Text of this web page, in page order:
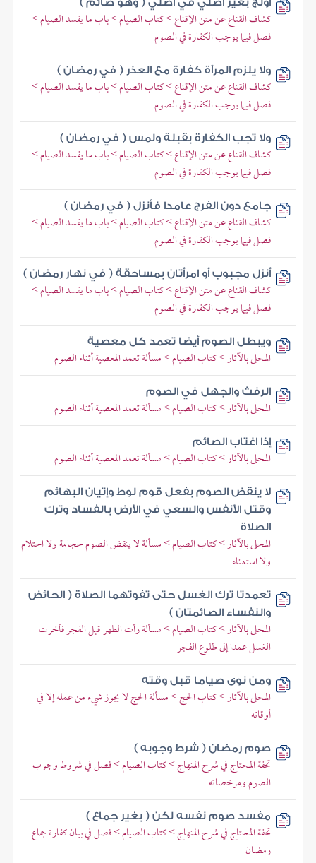
أولج بغير أصلي في أصلي ( وهو صائم )
كشاف القناع عن متن الإقناع > كتاب الصيام > باب ما يفسد الصيام >
فصل فيما يوجب الكفارة في الصوم
ولا يلزم المرأة كفارة مع العذر ( في رمضان )
كشاف القناع عن متن الإقناع > كتاب الصيام > باب ما يفسد الصيام >
فصل فيما يوجب الكفارة في الصوم
ولا تجب الكفارة بقبلة ولمس ( في رمضان )
كشاف القناع عن متن الإقناع > كتاب الصيام > باب ما يفسد الصيام >
فصل فيما يوجب الكفارة في الصوم
جامع دون الفرج عامدا فأنزل ( في رمضان )
كشاف القناع عن متن الإقناع > كتاب الصيام > باب ما يفسد الصيام >
فصل فيما يوجب الكفارة في الصوم
أنزل مجبوب أو امرأتان بمساحقة ( في نهار رمضان )
كشاف القناع عن متن الإقناع > كتاب الصيام > باب ما يفسد الصيام >
فصل فيما يوجب الكفارة في الصوم
ويبطل الصوم أيضا تعمد كل معصية
المحلى بالآثار > كتاب الصيام > مسألة تعمد المعصية أثناء الصوم
الرفث والجهل في الصوم
المحلى بالآثار > كتاب الصيام > مسألة تعمد المعصية أثناء الصوم
إذا اغتاب الصائم
المحلى بالآثار > كتاب الصيام > مسألة تعمد المعصية أثناء الصوم
لا ينقض الصوم بفعل قوم لوط وإتيان البهائم
وقتل الأنفس والسعي في الأرض بالفساد وترك
الصلاة
المحلى بالآثار > كتاب الصيام > مسألة لا ينقض الصوم حجامة ولا احتلام
ولا استمناء
تعمدتا ترك الغسل حتى تفوتهما الصلاة ( الحائض
والنفساء الصائمتان )
المحلى بالآثار > كتاب الصيام > مسألة رأت الطهر قبل الفجر فأخرت
الغسل عمدا إلى طلوع الفجر
ومن نوى صياما قبل وقته
المحلى بالآثار > كتاب الحج > مسألة الحج لا يجوز شيء من عمله إلا في
أوقاته
صوم رمضان ( شرط وجوبه )
تحفة المحتاج في شرح المنهاج > كتاب الصيام > فصل في شروط وجوب
الصوم ومرخصاته
مفسد صوم نفسه لكن ( بغير جماع )
تحفة المحتاج في شرح المنهاج > كتاب الصيام > فصل في بيان كفارة جماع
رمضان